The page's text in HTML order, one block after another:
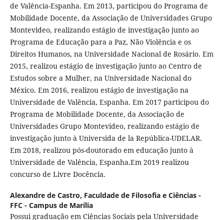
de Valência-Espanha. Em 2013, participou do Programa de
Mobilidade Docente, da Associação de Universidades Grupo
Montevideo, realizando estágio de investigação junto ao
Programa de Educação para a Paz, Não Violência e os
Direitos Humanos, na Universidade Nacional de Rosário. Em
2015, realizou estágio de investigação junto ao Centro de
Estudos sobre a Mulher, na Universidade Nacional do
México. Em 2016, realizou estágio de investigação na
Universidade de Valência, Espanha. Em 2017 participou do
Programa de Mobilidade Docente, da Associação de
Universidades Grupo Montevideo, realizando estágio de
investigação junto à Universida de la República-UDELAR.
Em 2018, realizou pós-doutorado em educação junto à
Universidade de Valência, Espanha.Em 2019 realizou
concurso de Livre Docência.
Alexandre de Castro, Faculdade de Filosofia e Ciências -
FFC - Campus de Marília
Possui graduação em Ciências Sociais pela Universidade